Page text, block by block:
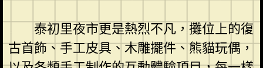
泰初里夜市更是熱烈不凡，攤位上的復
古首飾、手工皮具、木雕擺件、熊貓玩偶，